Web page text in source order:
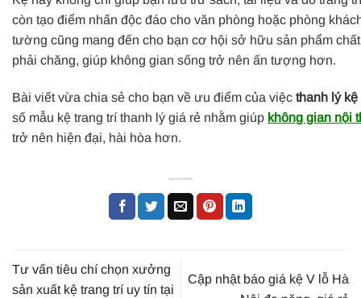
còn tạo điểm nhấn độc đáo cho văn phòng hoặc phòng
tường cũng mang đến cho bạn cơ hội sở hữu sản phẩm
phải chăng, giúp không gian sống trở nên ấn tượng hơn.
Bài viết vừa chia sẻ cho bạn về ưu điểm của việc thanh lý kệ
số mẫu kệ trang trí thanh lý giá rẻ nhằm giúp không gian nội
trở nên hiện đại, hài hòa hơn.
Tư vấn tiêu chí chọn xưởng
sản xuất kệ trang trí uy tín tại
Cập nhật báo giá kệ V lỗ Hà